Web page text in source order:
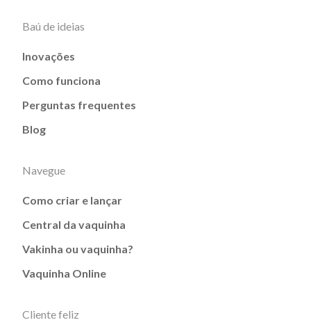
Baú de ideias
Inovações
Como funciona
Perguntas frequentes
Blog
Navegue
Como criar e lançar
Central da vaquinha
Vakinha ou vaquinha?
Vaquinha Online
Cliente feliz